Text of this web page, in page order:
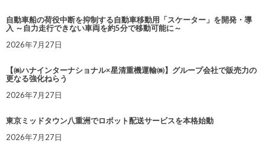
自動車船の荷役中断を抑制する自動車移動用「スケーター」を開発・導
入 ～自力走行できない車両を約5分で移動可能に～
2026年7月27日
【㈱ハナインターナショナル×星清重機運輸㈱】グループ会社で販売力の
更なる強化ねらう
2026年7月27日
東京ミッドタウン八重洲でロボット配送サービスを本格始動
2026年7月27日